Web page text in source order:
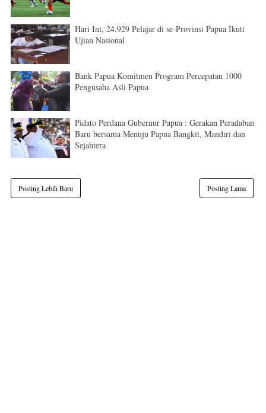
Hari Ini, 24.929 Pelajar di se-Provinsi Papua Ikuti
Ujian Nasional
Bank Papua Komitmen Program Percepatan 1000
Pengusaha Asli Papua
Pidato Perdana Gubernur Papua : Gerakan Peradaban
Baru bersama Menuju Papua Bangkit, Mandiri dan
Sejahtera
Posting Lebih Baru Posting Lama